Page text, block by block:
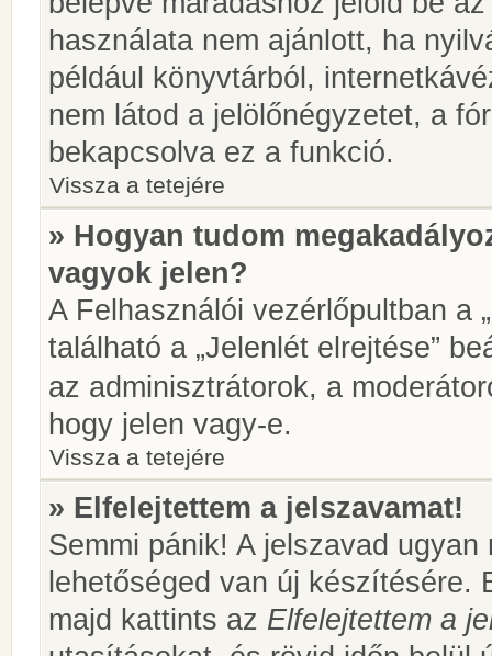
használata nem ajánlott, ha
például könyvtárból,
nem látod a jelölőnégyzetet, a
bekapcsolva ez a funkció.
Vissza a tetejére
» Hogyan tudom
vagyok jelen?
A Felhasználói vezérlőpultban a
található a „Jelenlét elrejtése”
az adminisztrátorok, a
hogy jelen vagy-e.
Vissza a tetejére
» Elfelejtettem a jelszavamat!
Semmi pánik! A jelszavad
lehetőséged van új készítésére.
majd kattints az Elfelejtettem a